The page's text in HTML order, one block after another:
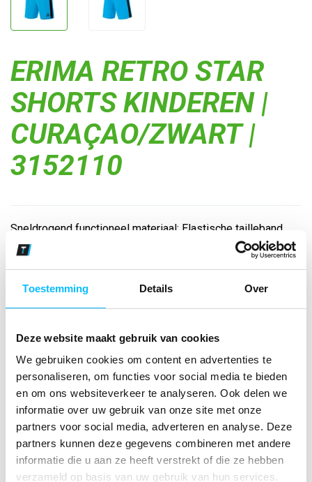
Toestemming Details Over
Deze website maakt gebruik van cookies
We gebruiken cookies om content en advertenties te
personaliseren, om functies voor social media te bieden
en om ons websiteverkeer te analyseren. Ook delen we
informatie over uw gebruik van onze site met onze
partners voor social media, adverteren en analyse. Deze
partners kunnen deze gegevens combineren met andere
informatie die u aan ze heeft verstrekt of die ze hebben
verzameld op basis van uw gebruik van hun services.
ERIMA RETRO STAR
SHORTS KINDEREN |
CURAÇAO/ZWART |
3152110
Sneldrogend functioneel materiaal; Elastische tailleband
met rijgkoord; Zijlengte bij maat 6: 46 cm; Zonder
binnenslip...
Bekijk andere kleuren
Aantal
*Gratis verzending vanaf €150,- exclusief BTW